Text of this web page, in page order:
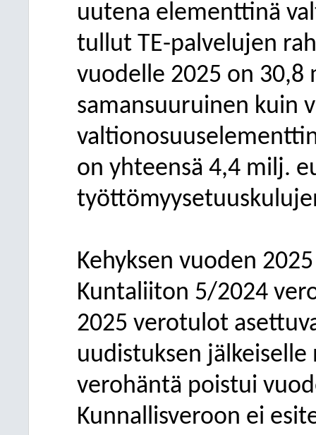
uutena elementtinä
tullut TE-palvelujen
vuodelle 2025 on 30,8
samansuuruinen kuin
on yhteensä 4,4 milj.
Kehyksen vuoden
Kuntaliiton 5/2024
2025 verotulot
uudistuksen
verohäntä poistui
Kunnallisveroon ei